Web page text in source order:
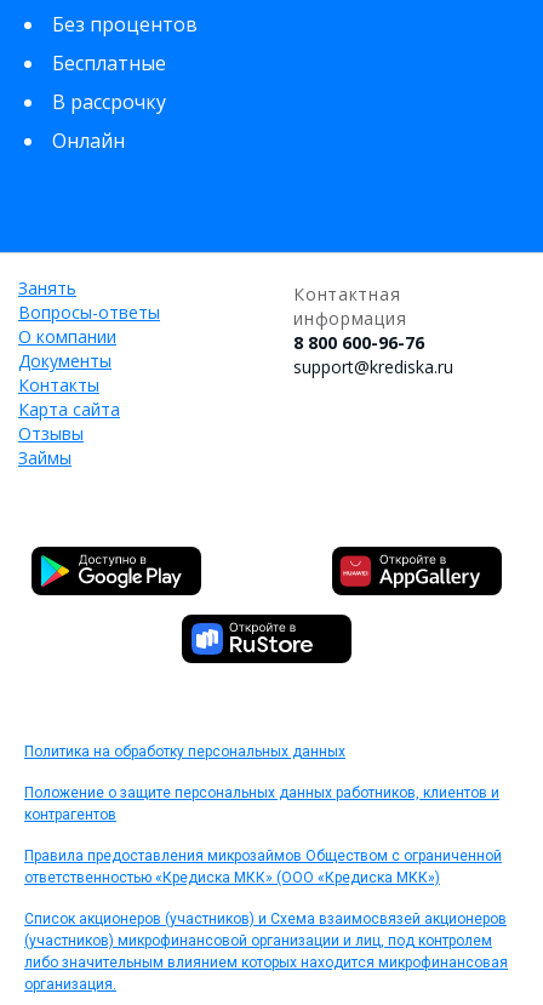
Без процентов
Бесплатные
В рассрочку
Онлайн
Занять
Вопросы-ответы
О компании
Документы
Контакты
Карта сайта
Отзывы
Займы
Контактная
информация
8 800 600-96-76
support@krediska.ru
Политика на обработку персональных данных
Положение о защите персональных данных работников, клиентов и
контрагентов
Правила предоставления микрозаймов Обществом с ограниченной
ответственностью «Кредиска МКК» (ООО «Кредиска МКК»)
Список акционеров (участников) и Схема взаимосвязей акционеров
(участников) микрофинансовой организации и лиц, под контролем
либо значительным влиянием которых находится микрофинансовая
организация.